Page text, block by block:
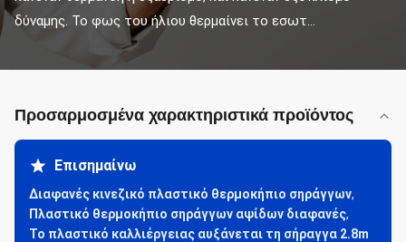
δύναμης. Το φως του ήλιου θερμαίνει το εσωτ...
Προσαρμοσμένα χαρακτηριστικά προϊόντος
Επισημαίνω
Διαφανές κινεζικό πλαστικό θερμοκήπιο σηράγγων,
Πλαστικό θερμοκήπιο σηράγγων αψίδων διαφανές,
Το πλαστικό καλλιέργειας αυξάνεται τη σήραγγα 2.8m